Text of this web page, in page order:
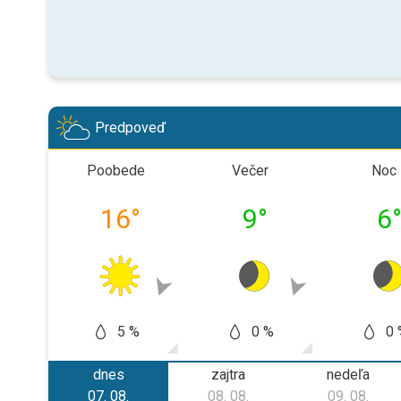
Predpoveď
Poobede
16°
5 %
Večer
9°
0 %
Noc
6°
0
dnes
07. 08.
zajtra
08. 08.
nedeľa
09. 08.